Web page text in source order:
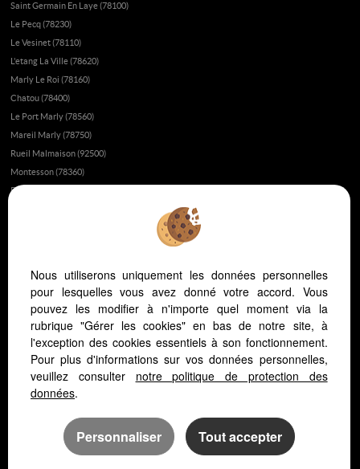
Saint Germain En Laye (78100)
Le Pecq (78230)
Le Vesinet (78110)
L'etang La Ville (78620)
Marly Le Roi (78160)
Chatou (78400)
Le Port Marly (78560)
Mareil Marly (78750)
Rueil Malmaison (92500)
Montesson (78360)
Poissy (78300)
Fait-il bon vivre à Saint-Germain-en-Laye?
L’immobilier au Vésinet
L’immobilier à Saint-Germain-en-Laye
L’immobilier dans les yvelines
Vivre dans les yvelines ou à Paris ?
L'hopital Saint Germain en Laye
L'immobilier au Pecq
Nous utiliserons uniquement les données personnelles
pour lesquelles vous avez donné votre accord. Vous
pouvez les modifier à n'importe quel moment via la
rubrique "Gérer les cookies" en bas de notre site, à
l'exception des cookies essentiels à son fonctionnement.
Pour plus d'informations sur vos données personnelles,
veuillez consulter notre politique de protection des
données.
Personnaliser Tout accepter